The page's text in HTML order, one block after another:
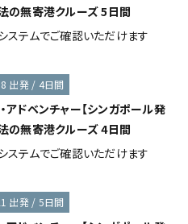
の無寄港クルーズ 5日間
ステムでご確認いただけます
出発 / 4日間
アドベンチャー【シンガポール発
の無寄港クルーズ 4日間
ステムでご確認いただけます
出発 / 5日間